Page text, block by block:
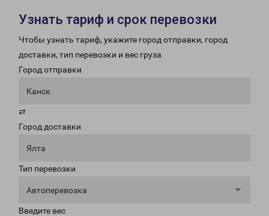
Узнать тариф и срок перевозки
Чтобы узнать тариф, укажите город отправки, город
доставки, тип перевозки и вес груза.
Город отправки
Канск
⇄
Город доставки
Ялта
Тип перевозки
Автоперевозка
Введите вес